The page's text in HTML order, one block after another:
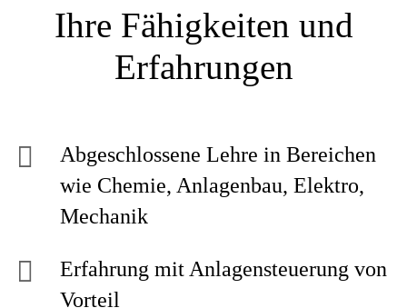
Ihre Fähigkeiten und
Erfahrungen
Abgeschlossene Lehre in Bereichen
wie Chemie, Anlagenbau, Elektro,
Mechanik
Erfahrung mit Anlagensteuerung von
Vorteil